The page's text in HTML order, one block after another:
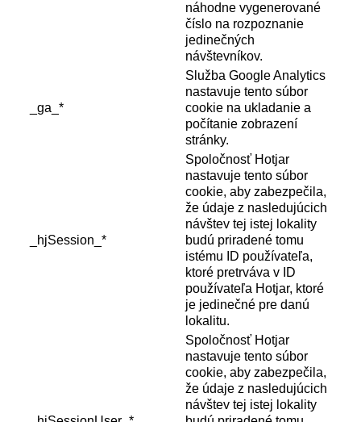
náhodne vygenerované
číslo na rozpoznanie
jedinečných
návštevníkov.
_ga_*
Služba Google Analytics
nastavuje tento súbor
cookie na ukladanie a
počítanie zobrazení
stránky.
_hjSession_*
Spoločnosť Hotjar
nastavuje tento súbor
cookie, aby zabezpečila,
že údaje z nasledujúcich
návštev tej istej lokality
budú priradené tomu
istému ID používateľa,
ktoré pretrváva v ID
používateľa Hotjar, ktoré
je jedinečné pre danú
lokalitu.
Spoločnosť Hotjar
nastavuje tento súbor
cookie, aby zabezpečila,
že údaje z nasledujúcich
návštev tej istej lokality